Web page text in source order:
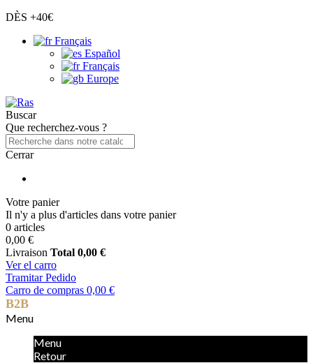
DÈS +40€
Français
Español
Français
Europe
Buscar
Que recherchez-vous ?
Cerrar
Votre panier
Il n'y a plus d'articles dans votre panier
0 articles
0,00 €
Livraison Total 0,00 €
Ver el carro
Tramitar Pedido
Carro de compras 0,00 €
B2B
Menu
Menu
Retour